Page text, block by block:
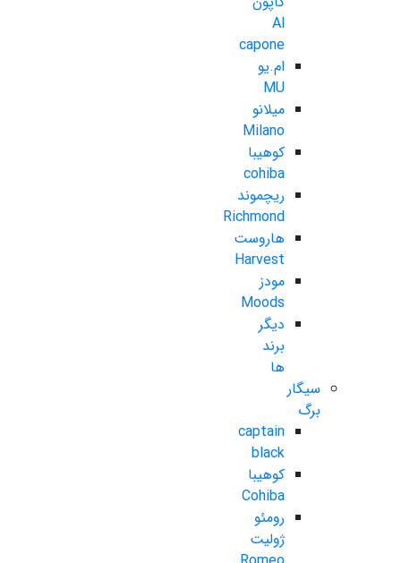
Al
capone
ام.یو
MU
میلانو
Milano
کوهیبا
cohiba
ریچموند
Richmond
هاروست
Harvest
مودز
Moods
دیگر
برند
ها
سیگار
برگ
captain
black
کوهیبا
Cohiba
رومئو
ژولیت